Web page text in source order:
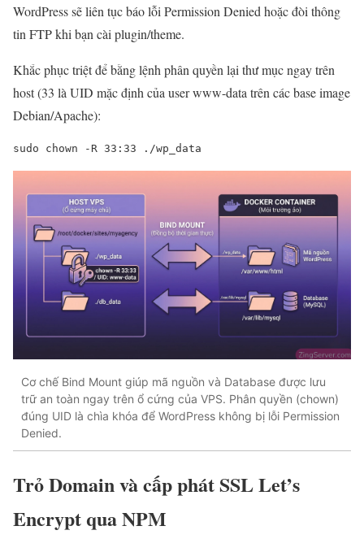
WordPress sẽ liên tục báo lỗi Permission Denied hoặc đòi thông
tin FTP khi bạn cài plugin/theme.
Khắc phục triệt để bằng lệnh phân quyền lại thư mục ngay trên
host (33 là UID mặc định của user www-data trên các base image
Debian/Apache):
sudo chown -R 33:33 ./wp_data
Cơ chế Bind Mount giúp mã nguồn và Database được lưu
trữ an toàn ngay trên ổ cứng của VPS. Phân quyền (chown)
đúng UID là chìa khóa để WordPress không bị lỗi Permission
Denied.
Trỏ Domain và cấp phát SSL Let’s
Encrypt qua NPM